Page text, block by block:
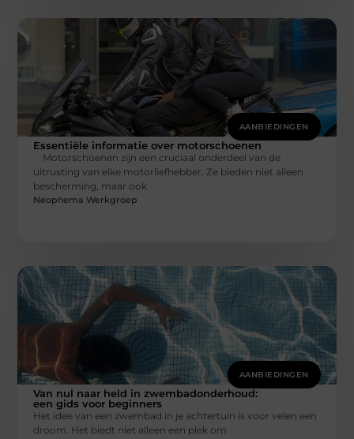
AANBIEDINGEN
Essentiële informatie over motorschoenen
Motorschoenen zijn een cruciaal onderdeel van de
uitrusting van elke motorliefhebber. Ze bieden niet alleen
bescherming, maar ook
Neophema Werkgroep
AANBIEDINGEN
Van nul naar held in zwembadonderhoud:
een gids voor beginners
Het idee van een zwembad in je achtertuin is voor velen een
droom. Het biedt niet alleen een plek om